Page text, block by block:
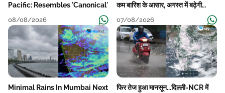
Pacific: Resembles 'Canonical'
08/08/2026
कम बारिश के आसार, अगस्त में बढ़ेगी
07/08/2026
Minimal Rains In Mumbai Next
फिर तेज हुआ मानसून...दिल्ली-NCR में